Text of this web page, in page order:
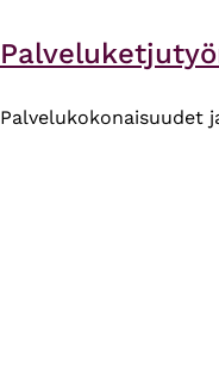
Palvelukokonaisuudet